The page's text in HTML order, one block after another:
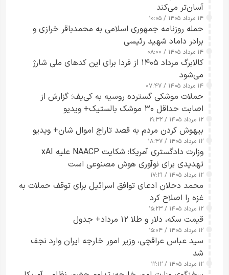
آسان‌تر می‌کند
۱۴ مرداد ۱۴۰۵ / ۱۰:۰۵
حمله روزنامه جمهوری اسلامی به محمدباقر خرازی و
برادر داماد شهید رئیسی
۱۴ مرداد ۱۴۰۵ / ۰۸:۰۰
کالابرگ مرداد ۱۴۰۵ از فردا برای این کدهای ملی شارژ
می‌شود
۱۴ مرداد ۱۴۰۵ / ۰۷:۴۷
حملات موشکی گسترده روسیه به کی‌یف؛ گزارش از
اصابت حداقل ۳۰ موشک بالستیک+ ویدیو
۱۲ مرداد ۱۴۰۵ / ۱۹:۳۲
بیهوش کردن مردم به قصد تاراج اموال شان+ ویدیو
۱۲ مرداد ۱۴۰۵ / ۱۸:۴۷
وزارت دادگستری آمریکا: شکایت NAACP علیه xAI
تهدیدی برای نوآوری هوش مصنوعی است
۱۲ مرداد ۱۴۰۵ / ۱۷:۲۱
محمد دحلان ادعای توافق اسرائیل برای توقف حملات به
غزه را اصلاح کرد
۱۲ مرداد ۱۴۰۵ / ۱۵:۲۳
قیمت سکه، دلار و طلا ۱۲ مرداد+ جدول
۱۲ مرداد ۱۴۰۵ / ۱۵:۰۴
سید عباس عراقچی، وزیر امور خارجه ایران وارد نجف
شد
۱۲ مرداد ۱۴۰۵ / ۱۲:۱۲